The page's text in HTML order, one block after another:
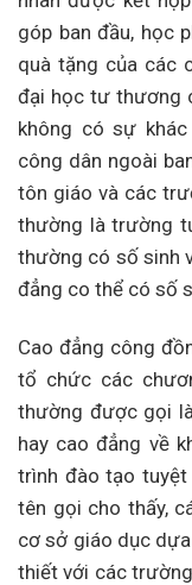
góp ban đầu, học
quà tặng của các
đại học tư thương
không có sự
công dân ngoài
tôn giáo và các
thường là trường
thường có số sinh
đẳng co thể có số
Cao đẳng công
tổ chức các
thường được gọi
hay cao đẳng về
trình đào tạo tuyệt
tên gọi cho thấy,
cơ sở giáo dục
thiết với các